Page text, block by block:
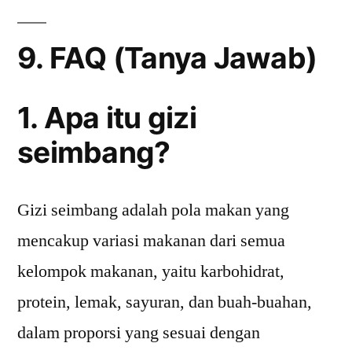
9. FAQ (Tanya Jawab)
1. Apa itu gizi
seimbang?
Gizi seimbang adalah pola makan yang
mencakup variasi makanan dari semua
kelompok makanan, yaitu karbohidrat,
protein, lemak, sayuran, dan buah-buahan,
dalam proporsi yang sesuai dengan